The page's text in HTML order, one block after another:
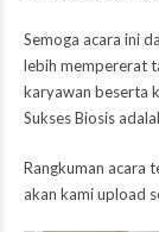
Semoga acara ini
lebih mempererat
karyawan beserta
Sukses Biosis
Rangkuman acara
akan kami upload